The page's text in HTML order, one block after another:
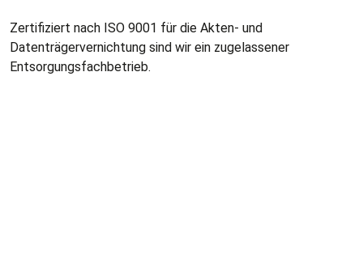
Zertifiziert nach ISO 9001 für die Akten- und
Datenträgervernichtung sind wir ein zugelassener
Entsorgungsfachbetrieb.